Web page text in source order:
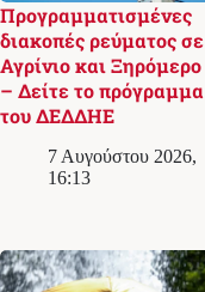
Προγραμματισμένες
διακοπές ρεύματος σε
Αγρίνιο και Ξηρόμερο
– Δείτε το πρόγραμμα
του ΔΕΔΔΗΕ
7 Αυγούστου 2026,
16:13